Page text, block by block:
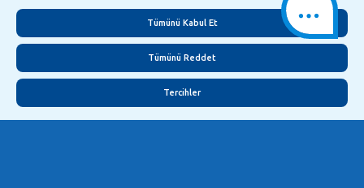
İletişim English
Yapı ve Kredi Bankası A.Ş.
Tercihler
Tümünü Reddet
Tümünü Kabul Et